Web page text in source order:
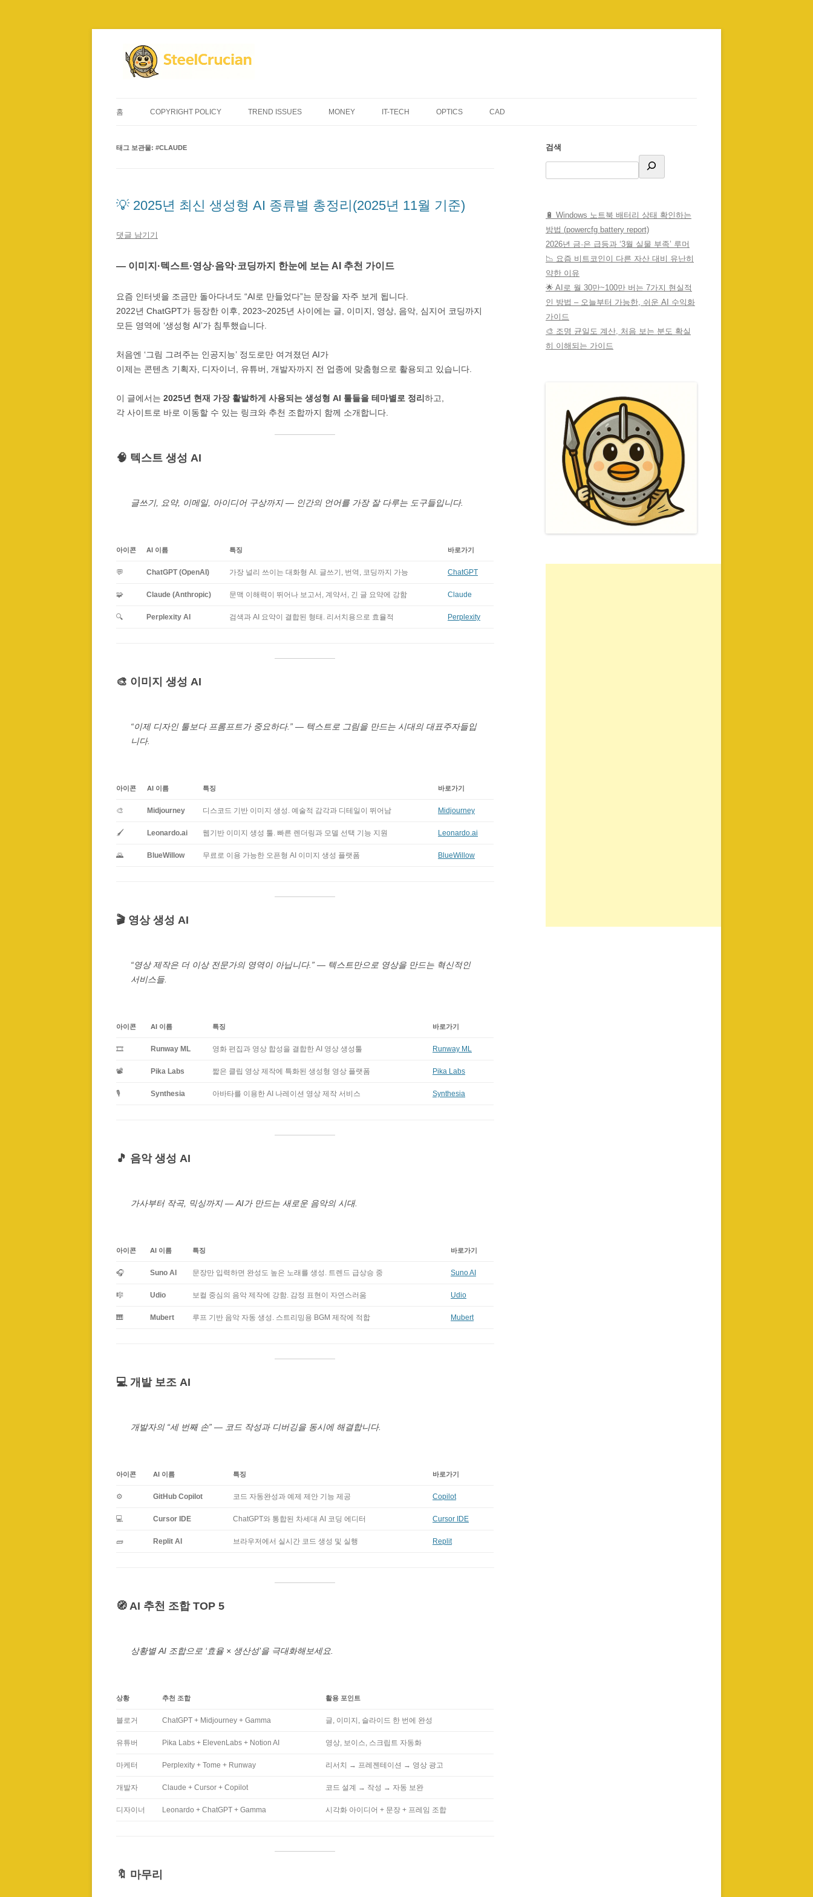
홈 COPYRIGHT POLICY TREND ISSUES MONEY IT-TECH
ELECTRONIC DEVICES
BENCHMARKS & PERFORMANCE
CODING & SCRIPTS
OPTICS CAD
태그 보관물: #CLAUDE
💡 2025년 최신 생성형 AI 종류별 총정리(2025년 11월 기준)
댓글 남기기
— 이미지·텍스트·영상·음악·코딩까지 한눈에 보는 AI 추천 가이드
요즘 인터넷을 조금만 돌아다녀도 “AI로 만들었다”는 문장을 자주 보게 됩니다.
2022년 ChatGPT가 등장한 이후, 2023~2025년 사이에는 글, 이미지, 영상, 음악, 심지어 코딩까지
모든 영역에 ‘생성형 AI’가 침투했습니다.
처음엔 ‘그림 그려주는 인공지능’ 정도로만 여겨졌던 AI가
이제는 콘텐츠 기획자, 디자이너, 유튜버, 개발자까지 전 업종에 맞춤형으로 활용되고 있습니다.
이 글에서는 2025년 현재 가장 활발하게 사용되는 생성형 AI 툴들을 테마별로 정리 하고,
각 사이트로 바로 이동할 수 있는 링크와 추천 조합까지 함께 소개합니다.
🧠 텍스트 생성 AI
글쓰기, 요약, 이메일, 아이디어 구상까지 — 인간의 언어를 가장 잘 다루는 도구들입니다.
아이콘 AI 이름 특징 바로가기
💬 ChatGPT (OpenAI) 가장 널리 쓰이는 대화형 AI. 글쓰기, 번역, 코딩까지 가능 ChatGPT
🧩 Claude (Anthropic) 문맥 이해력이 뛰어나 보고서, 계약서, 긴 글 요약에 강함 Claude
🔍 Perplexity AI 검색과 AI 요약이 결합된 형태. 리서치용으로 효율적 Perplexity
🎨 이미지 생성 AI
“이제 디자인 툴보다 프롬프트가 중요하다.” — 텍스트로 그림을 만드는 시대의 대표주자들입
니다.
아이콘 AI 이름 특징 바로가기
🎨 Midjourney 디스코드 기반 이미지 생성. 예술적 감각과 디테일이 뛰어남 Midjourney
🖌️ Leonardo.ai 웹기반 이미지 생성 툴. 빠른 렌더링과 모델 선택 기능 지원 Leonardo.ai
🌄 BlueWillow 무료로 이용 가능한 오픈형 AI 이미지 생성 플랫폼 BlueWillow
🎬 영상 생성 AI
“영상 제작은 더 이상 전문가의 영역이 아닙니다.” — 텍스트만으로 영상을 만드는 혁신적인
서비스들.
아이콘 AI 이름 특징 바로가기
🎞️ Runway ML 영화 편집과 영상 합성을 결합한 AI 영상 생성툴 Runway ML
📽️ Pika Labs 짧은 클립 영상 제작에 특화된 생성형 영상 플랫폼 Pika Labs
🎙️ Synthesia 아바타를 이용한 AI 나레이션 영상 제작 서비스 Synthesia
🎵 음악 생성 AI
가사부터 작곡, 믹싱까지 — AI가 만드는 새로운 음악의 시대.
아이콘 AI 이름 특징 바로가기
🎧 Suno AI 문장만 입력하면 완성도 높은 노래를 생성. 트렌드 급상승 중 Suno AI
🎼 Udio 보컬 중심의 음악 제작에 강함. 감정 표현이 자연스러움 Udio
🎹 Mubert 루프 기반 음악 자동 생성. 스트리밍용 BGM 제작에 적합 Mubert
💻 개발 보조 AI
개발자의 “세 번째 손” — 코드 작성과 디버깅을 동시에 해결합니다.
아이콘 AI 이름 특징 바로가기
⚙️ GitHub Copilot 코드 자동완성과 예제 제안 기능 제공 Copilot
💻 Cursor IDE ChatGPT와 통합된 차세대 AI 코딩 에디터 Cursor IDE
🧱 Replit AI 브라우저에서 실시간 코드 생성 및 실행 Replit
🧭 AI 추천 조합 TOP 5
상황별 AI 조합으로 ‘효율 × 생산성’을 극대화해보세요.
상황 추천 조합 활용 포인트
블로거 ChatGPT + Midjourney + Gamma 글, 이미지, 슬라이드 한 번에 완성
유튜버 Pika Labs + ElevenLabs + Notion AI 영상, 보이스, 스크립트 자동화
마케터 Perplexity + Tome + Runway 리서치 → 프레젠테이션 → 영상 광고
개발자 Claude + Cursor + Copilot 코드 설계 → 작성 → 자동 보완
디자이너 Leonardo + ChatGPT + Gamma 시각화 아이디어 + 문장 + 프레임 조합
🔖 마무리
검색
🔋 Windows 노트북 배터리 상태 확인하는
방법 (powercfg battery report)
2026년 금·은 급등과 ‘3월 실물 부족’ 루머
📉 요즘 비트코인이 다른 자산 대비 유난히
약한 이유
🌟 AI로 월 30만~100만 버는 7가지 현실적
인 방법 – 오늘부터 가능한, 쉬운 AI 수익화
가이드
🎨 조명 균일도 계산, 처음 보는 분도 확실
히 이해되는 가이드